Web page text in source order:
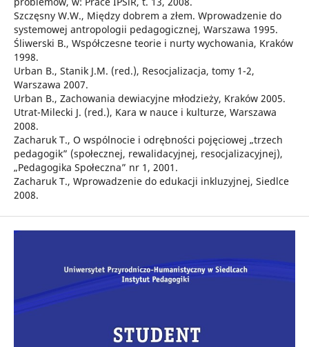
Szczęsny W.W., Między dobrem a złem. Wprowadzenie do
systemowej antropologii pedagogicznej, Warszawa 1995.
Śliwerski B., Współczesne teorie i nurty wychowania, Kraków
1998.
Urban B., Stanik J.M. (red.), Resocjalizacja, tomy 1-2,
Warszawa 2007.
Urban B., Zachowania dewiacyjne młodzieży, Kraków 2005.
Utrat-Milecki J. (red.), Kara w nauce i kulturze, Warszawa
2008.
Zacharuk T., O wspólnocie i odrębności pojęciowej „trzech
pedagogik” (społecznej, rewalidacyjnej, resocjalizacyjnej),
„Pedagogika Społeczna” nr 1, 2001.
Zacharuk T., Wprowadzenie do edukacji inkluzyjnej, Siedlce
2008.